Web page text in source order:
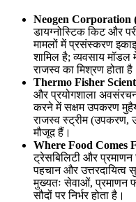
Neogen Corporation
डायग्नोस्टिक किट और
मामलों में प्रसंस्करण
शामिल है; व्यवसाय मॉडल
राजस्व का मिश्रण होता
Thermo Fisher
और प्रयोगशाला
करने में सक्षम उपकरण
राजस्व स्ट्रीम (उपकरण,
मौजूद हैं।
Where Food Comes
ट्रेसबिलिटी और प्रमाणन
पहचान और उत्तरदायित्व
मुख्यतः सेवाओं, प्रमाणन
सौदों पर निर्भर होता है।